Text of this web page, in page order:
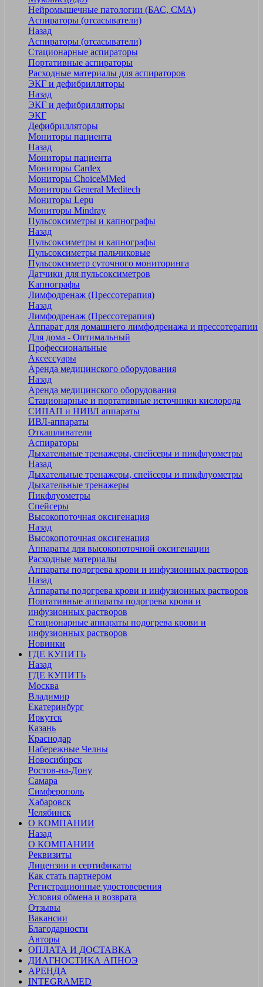
Нейромышечные патологии (БАС, СМА)
Аспираторы (отсасыватели)
Назад
Аспираторы (отсасыватели)
Стационарные аспираторы
Портативные аспираторы
Расходные материалы для аспираторов
ЭКГ и дефибрилляторы
Назад
ЭКГ и дефибрилляторы
ЭКГ
Дефибрилляторы
Мониторы пациента
Назад
Мониторы пациента
Мониторы Cardex
Мониторы ChoiceMMed
Мониторы General Meditech
Мониторы Lepu
Мониторы Mindray
Пульсоксиметры и капнографы
Назад
Пульсоксиметры и капнографы
Пульсоксиметры пальчиковые
Пульсоксиметр суточного мониторинга
Датчики для пульсоксиметров
Kапнографы
Лимфодренаж (Прессотерапия)
Назад
Лимфодренаж (Прессотерапия)
Аппарат для домашнего лимфодренажа и прессотерапии
Для дома - Оптимальный
Профессиональные
Аксессуары
Аренда медицинского оборудования
Назад
Аренда медицинского оборудования
Стационарные и портативные источники кислорода
СИПАП и НИВЛ аппараты
ИВЛ-аппараты
Откашливатели
Аспираторы
Дыхательные тренажеры, спейсеры и пикфлуометры
Назад
Дыхательные тренажеры, спейсеры и пикфлуометры
Дыхательные тренажеры
Пикфлуометры
Спейсеры
Высокопоточная оксигенация
Назад
Высокопоточная оксигенация
Аппараты для высокопоточной оксигенации
Расходные материалы
Аппараты подогрева крови и инфузионных растворов
Назад
Аппараты подогрева крови и инфузионных растворов
Портативные аппараты подогрева крови и
инфузионных растворов
Стационарные аппараты подогрева крови и
инфузионных растворов
Новинки
ГДЕ КУПИТЬ
Назад
ГДЕ КУПИТЬ
Москва
Владимир
Екатеринбург
Иркутск
Казань
Краснодар
Набережные Челны
Новосибирск
Ростов-на-Дону
Самара
Симферополь
Хабаровск
Челябинск
О КОМПАНИИ
Назад
О КОМПАНИИ
Реквизиты
Лицензии и сертификаты
Как стать партнером
Регистрационные удостоверения
Условия обмена и возврата
Отзывы
Вакансии
Благодарности
Авторы
ОПЛАТА И ДОСТАВКА
ДИАГНОСТИКА АПНОЭ
АРЕНДА
INTEGRAMED